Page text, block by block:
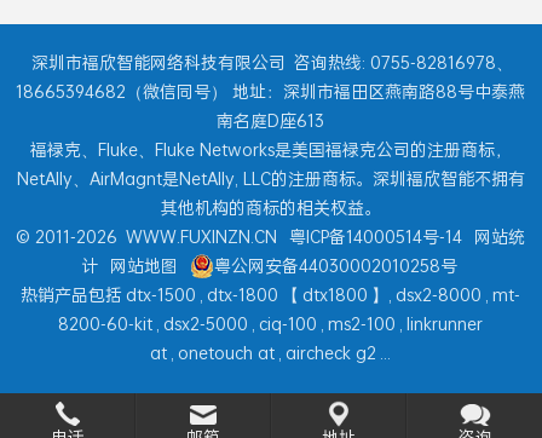
深圳市福欣智能网络科技有限公司 咨询热线: 0755-82816978、
18665394682（微信同号） 地址：深圳市福田区燕南路88号中泰燕
南名庭D座613
福禄克、Fluke、Fluke Networks是美国福禄克公司的注册商标，
NetAlly、AirMagnt是NetAlly, LLC的注册商标。深圳福欣智能不拥有
其他机构的商标的相关权益。
© 2011-2026 WWW.FUXINZN.CN 粤ICP备14000514号-14 网站统
计 网站地图
粤公网安备44030002010258号
热销产品包括 dtx-1500 , dtx-1800 【 dtx1800 】, dsx2-8000 , mt-
8200-60-kit , dsx2-5000 , ciq-100 , ms2-100 , linkrunner
at , onetouch at , aircheck g2 ...